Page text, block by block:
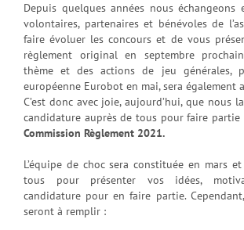
Depuis quelques années nous échangeons
volontaires, partenaires et bénévoles de
faire évoluer les concours et de vous
règlement original en septembre
thème et des actions de jeu générales,
européenne Eurobot en mai, sera également
C’est donc avec joie, aujourd’hui, que nous
candidature auprès de tous pour faire
Commission Règlement 2021.
L’équipe de choc sera constituée en mars
tous pour présenter vos idées,
candidature pour en faire partie.
seront à remplir :